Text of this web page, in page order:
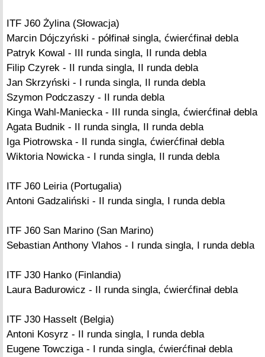
ITF J60 Żylina (Słowacja)
Marcin Dójczyński - półfinał singla, ćwierćfinał debla
Patryk Kowal - III runda singla, II runda debla
Filip Czyrek - II runda singla, II runda debla
Jan Skrzyński - I runda singla, II runda debla
Szymon Podczaszy - II runda debla
Kinga Wahl-Maniecka - III runda singla, ćwierćfinał debla
Agata Budnik - II runda singla, II runda debla
Iga Piotrowska - II runda singla, ćwierćfinał debla
Wiktoria Nowicka - I runda singla, II runda debla
ITF J60 Leiria (Portugalia)
Antoni Gadzaliński - II runda singla, I runda debla
ITF J60 San Marino (San Marino)
Sebastian Anthony Vlahos - I runda singla, I runda debla
ITF J30 Hanko (Finlandia)
Laura Badurowicz - II runda singla, ćwierćfinał debla
ITF J30 Hasselt (Belgia)
Antoni Kosyrz - II runda singla, I runda debla
Eugene Towcziga - I runda singla, ćwierćfinał debla